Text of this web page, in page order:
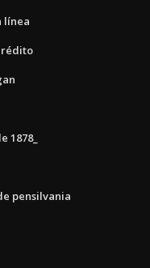
línea
pensilvania